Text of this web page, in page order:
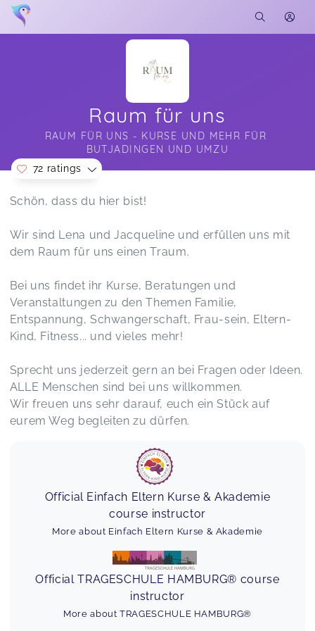
Raum für uns
RAUM FÜR UNS - KURSE UND MEHR FÜR
BUTJADINGEN UND UMZU
Soon you will learn more about me here...
72 ratings
Es hat richtig Spaß gemacht! Jaqueline macht es
schwappt direkt über. Ich komme gerne wieder
💜
Ganz wertvoller Kurs mit interessanten
Themenschwerpunkten, toller Atmosphäre und
Spielideen. Sehr zu empfehlen! :)
BabySteps Kurs
Julia,
sind sehr froh, dass wir ihn mitmachen durften♥️
Mal wieder eine super schöne Stunde 🥰
Marika,
Wieder einmal so eine schöne - und bei dem
Thema Gefühle auch unglaublich wichtige
Show all ratings
Schön, dass du hier bist!
Wir sind Lena und Jacqueline und erfüllen uns mit
dem Raum für uns einen Traum.
Bei uns findet ihr Kurse, Beratungen und
Veranstaltungen zu den Themen Familie,
Entspannung, Schwangerschaft, Frau-sein, Eltern-
Kind, Fitness... und vieles mehr!
Sprecht uns jederzeit gern an bei Fragen oder Ideen.
ALLE Menschen sind bei uns willkommen.
Wir freuen uns sehr darauf, euch ein Stück auf
eurem Weg begleiten zu dürfen.
Official Einfach Eltern Kurse & Akademie
course instructor
More about Einfach Eltern Kurse & Akademie
Official TRAGESCHULE HAMBURG® course
instructor
More about TRAGESCHULE HAMBURG®